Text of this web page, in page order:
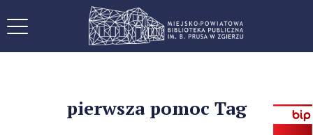
pierwsza pomoc Tag